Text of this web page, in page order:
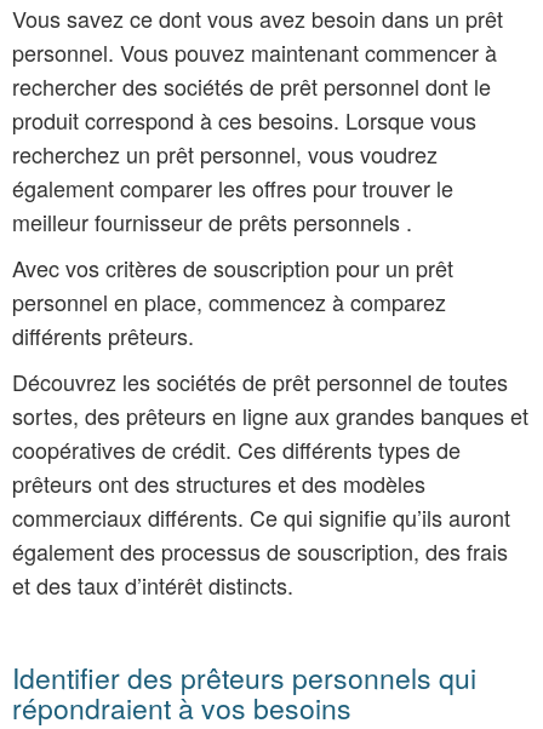
Vous savez ce dont vous avez besoin dans un prêt
personnel. Vous pouvez maintenant commencer à
rechercher des sociétés de prêt personnel dont le
produit correspond à ces besoins. Lorsque vous
recherchez un prêt personnel, vous voudrez
également comparer les offres pour trouver le
meilleur fournisseur de prêts personnels .
Avec vos critères de souscription pour un prêt
personnel en place, commencez à comparez
différents prêteurs.
Découvrez les sociétés de prêt personnel de toutes
sortes, des prêteurs en ligne aux grandes banques et
coopératives de crédit. Ces différents types de
prêteurs ont des structures et des modèles
commerciaux différents. Ce qui signifie qu’ils auront
également des processus de souscription, des frais
et des taux d’intérêt distincts.
Identifier des prêteurs personnels qui
répondraient à vos besoins